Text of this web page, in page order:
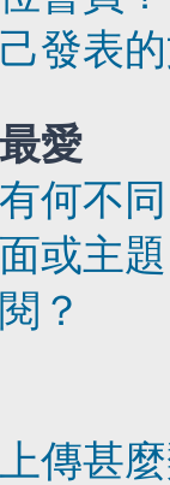
發表
愛
何不
或主
？
傳甚